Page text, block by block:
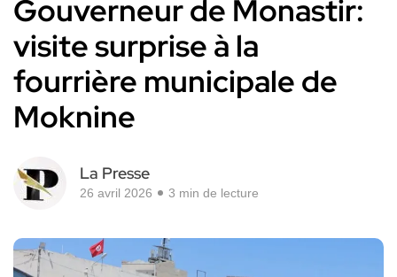
Gouverneur de Monastir:
visite surprise à la
fourrière municipale de
Moknine
La Presse
26 avril 2026 3 min de lecture